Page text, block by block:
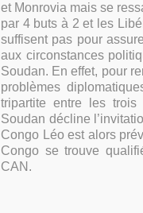
et Monrovia mais se
par 4 buts à 2 et les
suffisent pas pour
aux circonstances
Soudan. En effet, pour
problèmes
tripartite entre les
Soudan décline
Congo Léo est alors
Congo se trouve
CAN.